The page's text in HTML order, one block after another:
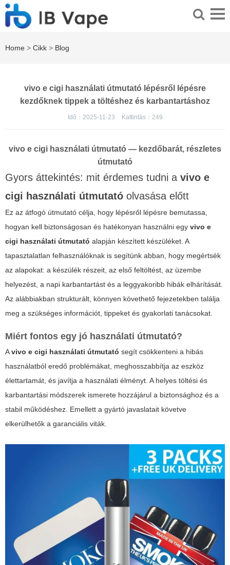
Home > Cikk > Blog
vivo e cigi használati útmutató lépésről lépésre
kezdőknek tippek a töltéshez és karbantartáshoz
Idő：2025-11-23 Kattintás： 249
vivo e cigi használati útmutató — kezdőbarát, részletes
útmutató
Gyors áttekintés: mit érdemes tudni a vivo e
cigi használati útmutató olvasása előtt
Ez az átfogó útmutató célja, hogy lépésről lépésre bemutassa,
hogyan kell biztonságosan és hatékonyan használni egy vivo e
cigi használati útmutató alapján készített készüléket. A
tapasztalatlan felhasználóknak is segítünk abban, hogy megértsék
az alapokat: a készülék részeit, az első feltöltést, az üzembe
helyezést, a napi karbantartást és a leggyakoribb hibák elhárítását.
Az alábbiakban strukturált, könnyen követhető fejezetekben találja
meg a szükséges információt, tippeket és gyakorlati tanácsokat.
Miért fontos egy jó használati útmutató?
Avivo e cigi használati útmutató segít csökkenteni a hibás
használatból eredő problémákat, meghosszabbítja az eszköz
élettartamát, és javítja a használati élményt. A helyes töltési és
karbantartási módszerek ismerete hozzájárul a biztonsághoz és a
stabil működéshez. Emellett a gyártó javaslatait követve
elkerülhetők a garanciális viták.